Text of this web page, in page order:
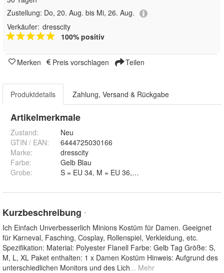
Zustellung: Do, 20. Aug. bis Mi, 26. Aug.
Verkäufer: dresscity
100% positiv
Merken Preis vorschlagen Teilen
Produktdetails Zahlung, Versand & Rückgabe
Artikelmerkmale
Zustand:
Neu
GTIN / EAN:
6444725030166
Marke:
dresscity
Farbe:
Gelb Blau
Grobe:
Kurzbeschreibung *
Ich Einfach Unverbesserlich Minions Kostüm für Damen. Geeignet
für Karneval, Fasching, Cosplay, Rollenspiel, Verkleidung, etc.
Spezifikation: Material: Polyester Flanell Farbe: Gelb Tag Größe: S,
M, L, XL Paket enthalten: 1 x Damen Kostüm Hinweis: Aufgrund des
unterschiedlichen Monitors und des Lich... Mehr